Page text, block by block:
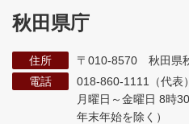
秋田県庁
住所
〒010-8570 秋田県
電話
018-860-1111（代表）
月曜日～金曜日 8時
年末年始を除く）